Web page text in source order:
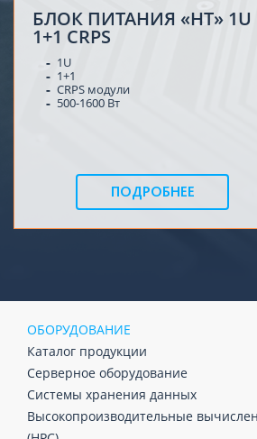
БЛОК ПИТАНИЯ «НТ» 1U
1+1 CRPS
1U
1+1
CRPS модули
500-1600 Вт
ПОДРОБНЕЕ
ОБОРУДОВАНИЕ
Каталог продукции
Серверное оборудование
Системы хранения данных
Высокопроизводительные